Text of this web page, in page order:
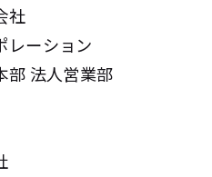
社
レーション
法人営業部